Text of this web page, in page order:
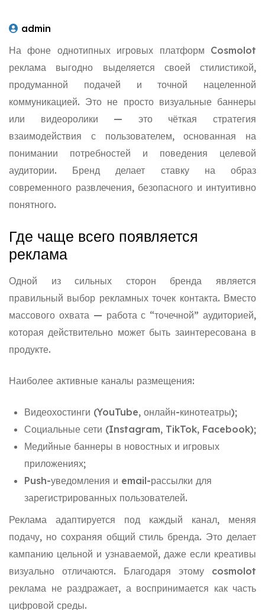
admin
На фоне однотипных игровых платформ Cosmolot
реклама выгодно выделяется своей стилистикой,
продуманной подачей и точной нацеленной
коммуникацией. Это не просто визуальные баннеры
или видеоролики — это чёткая стратегия
взаимодействия с пользователем, основанная на
понимании потребностей и поведения целевой
аудитории. Бренд делает ставку на образ
современного развлечения, безопасного и интуитивно
понятного.
Где чаще всего появляется
реклама
Одной из сильных сторон бренда является
правильный выбор рекламных точек контакта. Вместо
массового охвата — работа с “точечной” аудиторией,
которая действительно может быть заинтересована в
продукте.
Наиболее активные каналы размещения:
Видеохостинги (YouTube, онлайн-кинотеатры);
Социальные сети (Instagram, TikTok, Facebook);
Медийные баннеры в новостных и игровых
приложениях;
Push-уведомления и email-рассылки для
зарегистрированных пользователей.
Реклама адаптируется под каждый канал, меняя
подачу, но сохраняя общий стиль бренда. Это делает
кампанию цельной и узнаваемой, даже если креативы
визуально отличаются. Благодаря этому cosmolot
реклама не раздражает, а воспринимается как часть
цифровой среды.